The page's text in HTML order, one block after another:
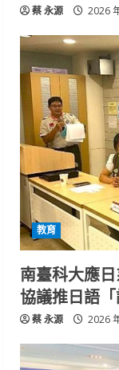
蔡 永源 2026
教育
南臺科大應
協議推日語「
蔡 永源 2026